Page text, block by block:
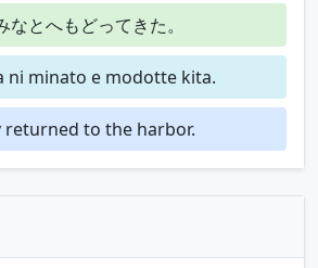
とへもどってきた。
ni minato e modotte kita.
returned to the harbor.